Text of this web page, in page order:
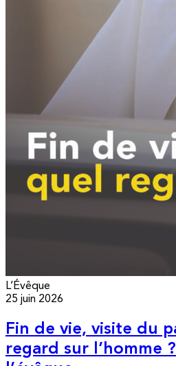
L’Évêque
25 juin 2026
Fin de vie, visite du
regard sur l’homme